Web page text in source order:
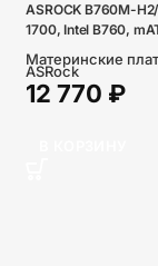
ASROCK B760M-
1700, Intel B760,
Материнские
ASRock
12 770 ₽